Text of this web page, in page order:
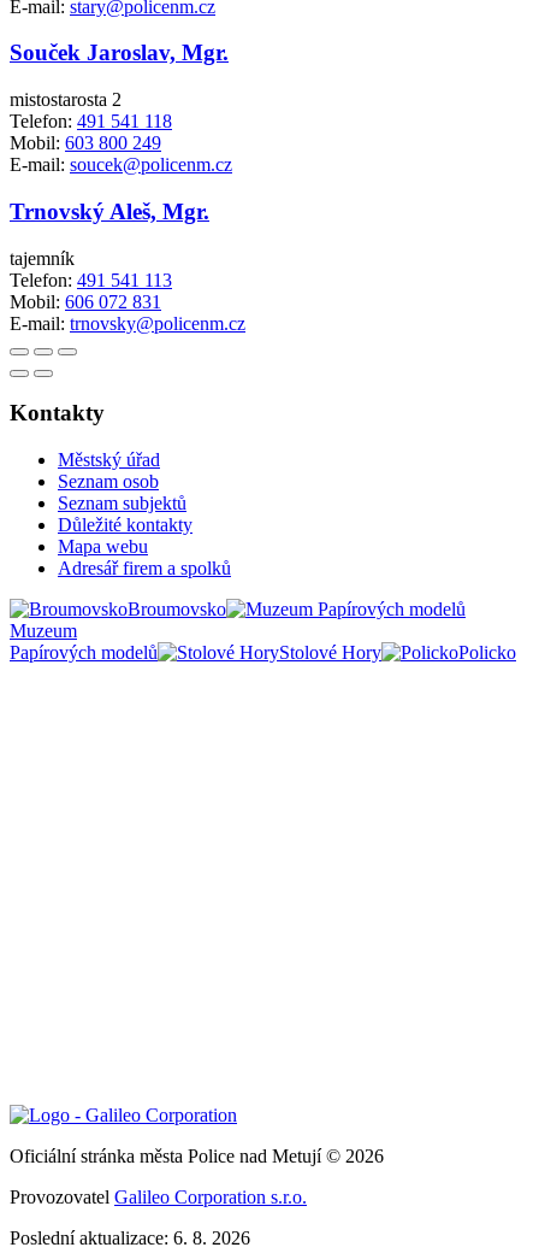
E-mail: stary@policenm.cz
Souček Jaroslav, Mgr.
mistostarosta 2
Telefon: 491 541 118
Mobil: 603 800 249
E-mail: soucek@policenm.cz
Trnovský Aleš, Mgr.
tajemník
Telefon: 491 541 113
Mobil: 606 072 831
E-mail: trnovsky@policenm.cz
Kontakty
Městský úřad
Seznam osob
Seznam subjektů
Důležité kontakty
Mapa webu
Adresář firem a spolků
Broumovsko
Muzeum
Papírových modelů
Stolové Hory Policko
Oficiální stránka města Police nad Metují © 2026
Provozovatel Galileo Corporation s.r.o.
Poslední aktualizace: 6. 8. 2026